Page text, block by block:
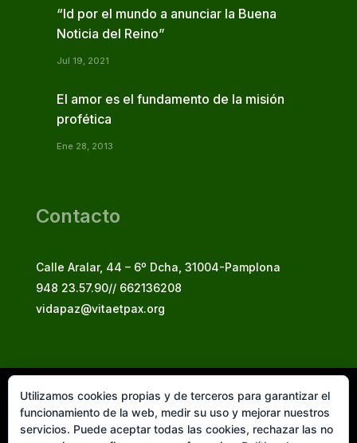
“Id por el mundo a anunciar la Buena
Noticia del Reino”
Jul 19, 2021
El amor es el fundamento de la misión
profética
Ene 28, 2013
Contacto
Calle Aralar, 44 – 6º Dcha, 31004-Pamplona
948 23.57.90// 662136208
vidapaz@vitaetpax.org
Vita et Pax, 2025
© Instituto Secular Vita et Pax in Christo Jesu
Utilizamos cookies propias y de terceros para garantizar el
funcionamiento de la web, medir su uso y mejorar nuestros
servicios. Puede aceptar todas las cookies, rechazar las no